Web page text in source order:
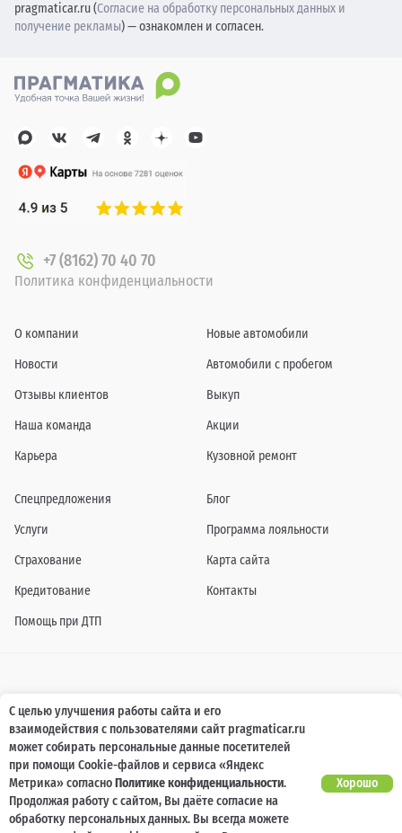
pragmaticar.ru (Согласие на обработку персональных данных и
получение рекламы) — ознакомлен и согласен.
+7 (8162) 70 40 70
Политика конфиденциальности
О компании
Новости
Отзывы клиентов
Наша команда
Карьера
Новые автомобили
Автомобили с пробегом
Выкуп
Акции
Кузовной ремонт
Спецпредложения
Услуги
Страхование
Кредитование
Помощь при ДТП
Блог
Программа лояльности
Карта сайта
Контакты
Информация о технических характеристиках, составе комплектаций, цветовой
гамме и стоимости автомобилей, а также действующих акциях, сроках и условиях
их проведения, указанных на сайте www.pragmaticar.ru, носит информационный
характер и ни при каких условиях не является публичной офертой,
определяемой положениями пунктом 2 статьи 437 Гражданского кодекса
Российской Федерации. Для получения подробной информации обращайтесь к
специалистам нашей компании.
© ПРАГМАТИКА, 2026
С целью улучшения работы сайта и его
взаимодействия с пользователями сайт pragmaticar.ru
может собирать персональные данные посетителей
при помощи Cookie-файлов и сервиса «Яндекс
Метрика» согласноПолитике конфиденциальности.
Продолжая работу с сайтом, Вы даёте согласие на
обработку персональных данных. Вы всегда можете
Хорошо